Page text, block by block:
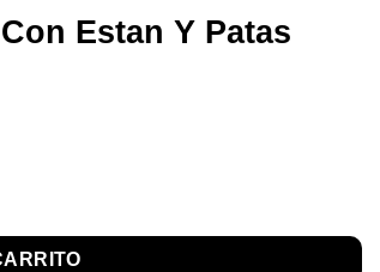
Estan Y Patas
cantidad